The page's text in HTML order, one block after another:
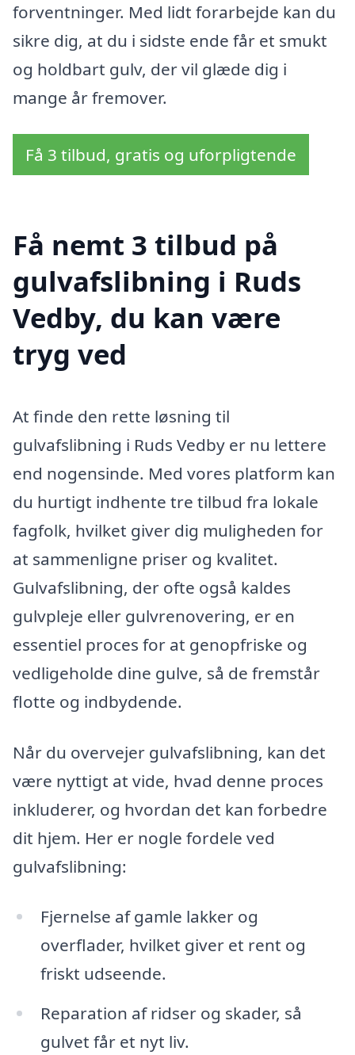
forventninger. Med lidt forarbejde kan du
sikre dig, at du i sidste ende får et smukt
og holdbart gulv, der vil glæde dig i
mange år fremover.
Få 3 tilbud, gratis og uforpligtende
Få nemt 3 tilbud på
gulvafslibning i Ruds
Vedby, du kan være
tryg ved
At finde den rette løsning til
gulvafslibning i Ruds Vedby er nu lettere
end nogensinde. Med vores platform kan
du hurtigt indhente tre tilbud fra lokale
fagfolk, hvilket giver dig muligheden for
at sammenligne priser og kvalitet.
Gulvafslibning, der ofte også kaldes
gulvpleje eller gulvrenovering, er en
essentiel proces for at genopfriske og
vedligeholde dine gulve, så de fremstår
flotte og indbydende.
Når du overvejer gulvafslibning, kan det
være nyttigt at vide, hvad denne proces
inkluderer, og hvordan det kan forbedre
dit hjem. Her er nogle fordele ved
gulvafslibning:
Fjernelse af gamle lakker og
overflader, hvilket giver et rent og
friskt udseende.
Reparation af ridser og skader, så
gulvet får et nyt liv.